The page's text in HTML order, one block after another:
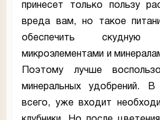
принесет только пользу
вреда вам, но такое
обеспечить
микроэлементами и
Поэтому лучше
минеральных удобрений.
всего, уже входит